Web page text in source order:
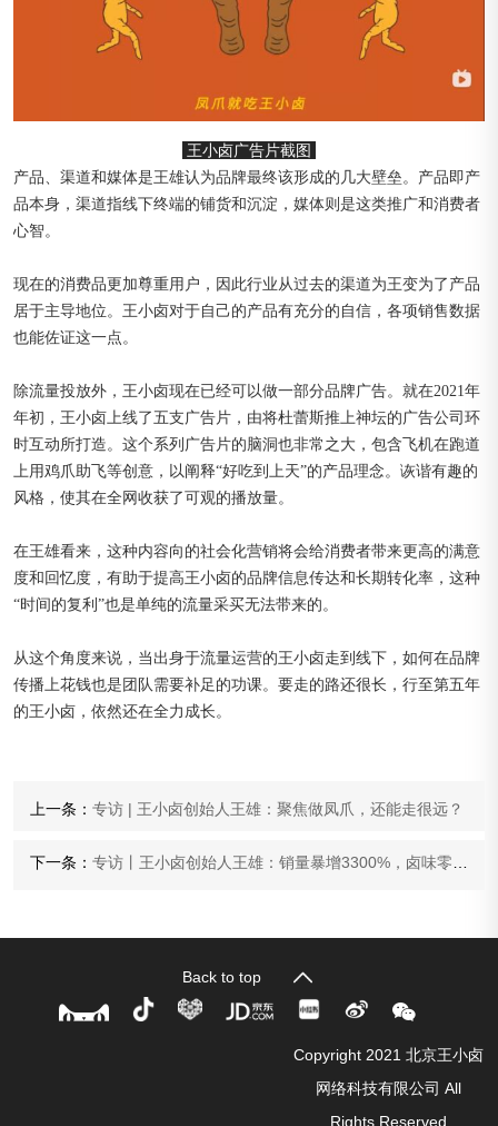
王小卤广告片截图
产品、渠道和媒体是王雄认为品牌最终该形成的几大壁垒。产品即产
品本身，渠道指线下终端的铺货和沉淀，媒体则是这类推广和消费者
心智。
现在的消费品更加尊重用户，因此行业从过去的渠道为王变为了产品
居于主导地位。王小卤对于自己的产品有充分的自信，各项销售数据
也能佐证这一点。
除流量投放外，王小卤现在已经可以做一部分品牌广告。就在2021年
年初，王小卤上线了五支广告片，由将杜蕾斯推上神坛的广告公司环
时互动所打造。这个系列广告片的脑洞也非常之大，包含飞机在跑道
上用鸡爪助飞等创意，以阐释“好吃到上天”的产品理念。诙谐有趣的
风格，使其在全网收获了可观的播放量。
在王雄看来，这种内容向的社会化营销将会给消费者带来更高的满意
度和回忆度，有助于提高王小卤的品牌信息传达和长期转化率，这种
“时间的复利”也是单纯的流量采买无法带来的。
从这个角度来说，当出身于流量运营的王小卤走到线下，如何在品牌
传播上花钱也是团队需要补足的功课。要走的路还很长，行至第五年
的王小卤，依然还在全力成长。
上一条： 专访 | 王小卤创始人王雄：聚焦做凤爪，还能走很远？
下一条： 专访丨王小卤创始人王雄：销量暴增3300%，卤味零食的进阶之路丨新消费品牌专题④
Back to top
Copyright 2021 北京王小卤
网络科技有限公司 All
Rights Reserved